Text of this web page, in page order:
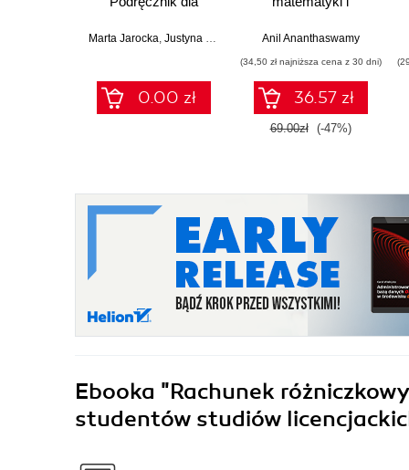
licencjackich i
Marta Jarocka, Justyna Kozłowska ,Beata Madras-Kobus
0.00 zł
współczesnej
Anil Ananthaswamy
(34,50 zł najniższa cena z 30 dni)
36.57 zł
69.00zł (-47%)
Ebooka "Rachunek
studentów studiów